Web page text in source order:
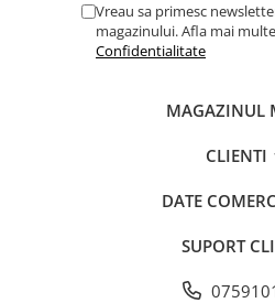
Vreau sa primesc
magazinului. Afla mai
Confidentialitate
MAGAZINUL
CLIENTI
DATE
SUPORT